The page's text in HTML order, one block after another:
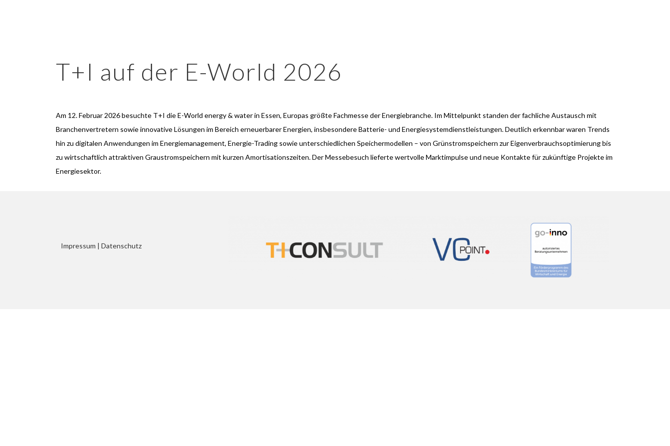
T+I auf der E-World 2026
Am 12. Februar 2026 besuchte T+I die E-World energy & water in Essen, Europas größte Fachmesse der Energiebranche. Im Mittelpunkt standen der fachliche Austausch mit
Branchenvertretern sowie innovative Lösungen im Bereich erneuerbarer Energien, insbesondere Batterie- und Energiesystemdienstleistungen. Deutlich erkennbar waren Trends
hin zu digitalen Anwendungen im Energiemanagement, Energie-Trading sowie unterschiedlichen Speichermodellen – von Grünstromspeichern zur Eigenverbrauchsoptimierung bis
zu wirtschaftlich attraktiven Graustromspeichern mit kurzen Amortisationszeiten. Der Messebesuch lieferte wertvolle Marktimpulse und neue Kontakte für zukünftige Projekte im
Energiesektor.
Impressum | Datenschutz